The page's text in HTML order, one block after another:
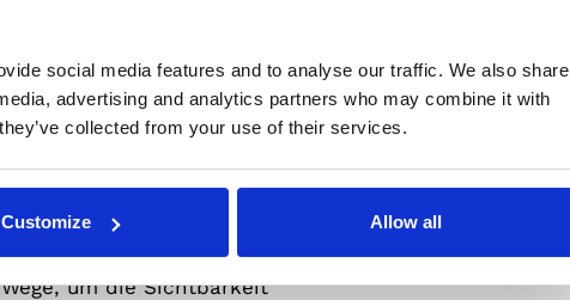
social media features and to analyse our traffic. We also share
advertising and analytics partners who may combine it with
collected from your use of their services.
Customize Allow all
vor, ihr könnt genau
Feinschliff brauchen
das Werkzeug, das
und das Beste aus
um die Sichtbarkeit